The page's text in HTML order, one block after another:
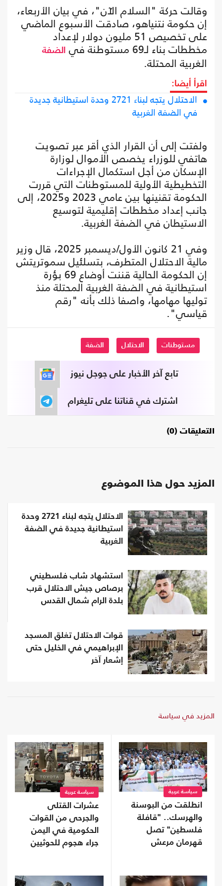
وقالت حركة "السلام الآن"، في بيان الأربعاء،
إن حكومة نتنياهو، صادقت الأسبوع الماضي
على تخصيص 51 مليون دولار لإعداد
مخططات بناء لـ69 مستوطنة في الضفة
الغربية المحتلة.
اقرأ أيضا:
الاحتلال يتجه لبناء 2721 وحدة استيطانية جديدة
في الضفة الغربية
ولفتت إلى أن القرار الذي أقر عبر تصويت
هاتفي للوزراء يخصص الأموال لوزارة
الإسكان من أجل استكمال الإجراءات
التخطيطية الأولية للمستوطنات التي قررت
الحكومة تقنينها بين عامي 2023 و2025، إلى
جانب إعداد مخططات إقليمية لتوسيع
الاستيطان في الضفة الغربية.
وفي 21 كانون الأول/ديسمبر 2025، قال وزير
مالية الاحتلال المتطرف، بتسلئيل سموتريتش
إن الحكومة الحالية قننت أوضاع 69 بؤرة
استيطانية في الضفة الغربية المحتلة منذ
توليها مهامها، واصفا ذلك بأنه "رقم
قياسي".
مستوطنات الاحتلال الضفة
تابع آخر الأخبار على جوجل نيوز
اشترك في قناتنا على تليغرام
التعليقات (0)
المزيد حول هذا الموضوع
الاحتلال يتجه لبناء 2721 وحدة
استيطانية جديدة في الضفة
الغربية
استشهاد شاب فلسطيني
برصاص جيش الاحتلال قرب
بلدة الرام شمال القدس
قوات الاحتلال تغلق المسجد
الإبراهيمي في الخليل حتى
إشعار آخر
المزيد في سياسة
سياسة عربية
انطلقت من البوسنة
والهرسك.. "قافلة
فلسطين" تصل
قهرمان مرعش
سياسة عربية
عشرات القتلى
والجرحى من القوات
الحكومية في اليمن
جراء هجوم للحوثيين